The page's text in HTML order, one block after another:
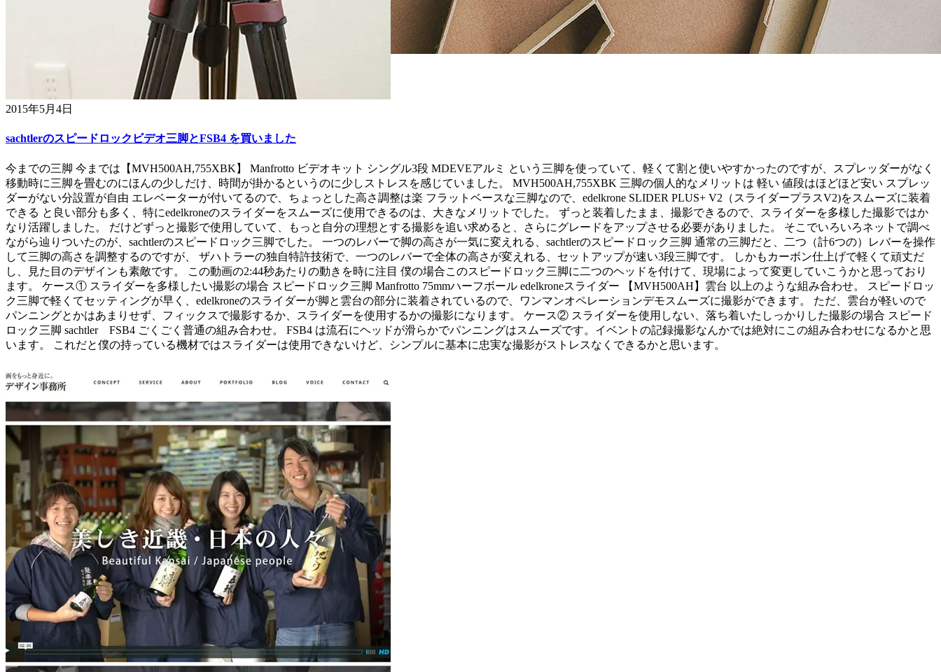
2015年5月4日
sachtlerのスピードロックビデオ三脚とFSB4 を買いました
今までの三脚 今までは【MVH500AH,755XBK】 Manfrotto ビデオキット シングル3段 MDEVEアルミ という三脚を使っていて、軽くて割と使いやすかったのですが、スプレッダーがなく
移動時に三脚を畳むのにほんの少しだけ、時間が掛かるというのに少しストレスを感じていました。 MVH500AH,755XBK 三脚の個人的なメリットは 軽い 値段はほどほど安い スプレッ
ダーがない分設置が自由 エレベーターが付いてるので、ちょっとした高さ調整は楽 フラットベースな三脚なので、edelkrone SLIDER PLUS+ V2（スライダープラスV2)をスムーズに装着
できる と良い部分も多く、特にedelkroneのスライダーをスムーズに使用できるのは、大きなメリットでした。 ずっと装着したまま、撮影できるので、スライダーを多様した撮影ではか
なり活躍しました。 だけどずっと撮影で使用していて、もっと自分の理想とする撮影を追い求めると、さらにグレードをアップさせる必要がありました。 そこでいろいろネットで調べ
ながら辿りついたのが、sachtlerのスピードロック三脚でした。 一つのレバーで脚の高さが一気に変えれる、sachtlerのスピードロック三脚 通常の三脚だと、二つ（計6つの）レバーを操作
して三脚の高さを調整するのですが、 ザハトラーの独自特許技術で、一つのレバーで全体の高さが変えれる、セットアップが速い3段三脚です。 しかもカーボン仕上げで軽くて頑丈だ
し、見た目のデザインも素敵です。 この動画の2:44秒あたりの動きを時に注目 僕の場合このスピードロック三脚に二つのヘッドを付けて、現場によって変更していこうかと思っており
ます。 ケース① スライダーを多様したい撮影の場合 スピードロック三脚 Manfrotto 75mmハーフボール edelkroneスライダー 【MVH500AH】雲台 以上のような組み合わせ。 スピードロッ
ク三脚で軽くてセッティングが早く、edelkroneのスライダーが脚と雲台の部分に装着されているので、ワンマンオペレーションデモスムーズに撮影ができます。 ただ、雲台が軽いので
パンニングとかはあまりせず、フィックスで撮影するか、スライダーを使用するかの撮影になります。 ケース② スライダーを使用しない、落ち着いたしっかりした撮影の場合 スピード
ロック三脚 sachtler FSB4 ごくごく普通の組み合わせ。 FSB4 は流石にヘッドが滑らかでパンニングはスムーズです。イベントの記録撮影なんかでは絶対にこの組み合わせになるかと思
います。 これだと僕の持っている機材ではスライダーは使用できないけど、シンプルに基本に忠実な撮影がストレスなくできるかと思います。